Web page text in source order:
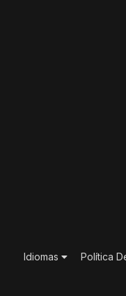
Idiomas Política